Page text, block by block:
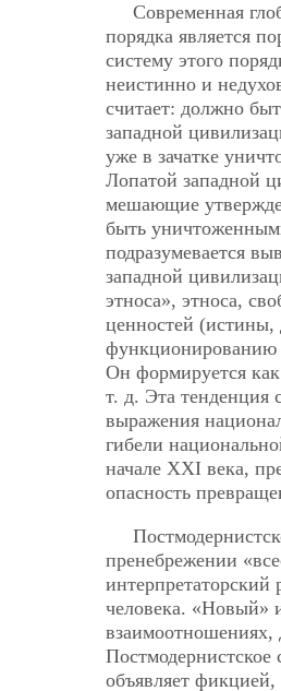
Современная
порядка является
систему этого
неистинно и
считает: должно
западной
уже в зачатке
Лопатой западной
мешающие
быть
подразумевается
западной
этноса», этноса,
ценностей (истины,
функционированию
Он формируется
т. д. Эта тенденция
выражения
гибели
начале ХХI века,
опасность
пренебрежении
интерпретаторский
человека. «Новый»
объявляет